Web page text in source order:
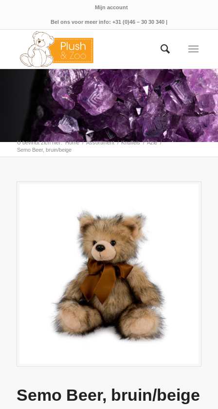
Mijn account
Bel ons voor meer info: +31 (0)46 – 30 30 340 |
U bevindt zich hier: Home / Assortiment / Knuffels / Azië /
Semo Beer, bruin/beige
Semo Beer, bruin/beige